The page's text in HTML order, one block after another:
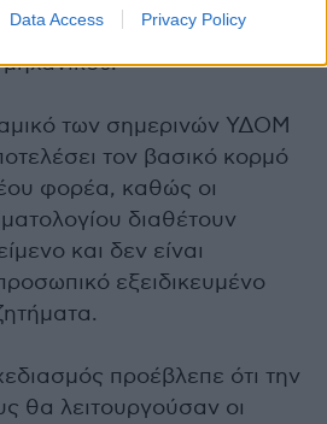
Data Access Privacy Policy
συστήματος e-Αδειες με
των σημερινών ΥΔΟΜ
τον βασικό κορμό
φορέα, καθώς οι
διαθέτουν
και δεν είναι
εξειδικευμένο
προέβλεπε ότι την
θα λειτουργούσαν οι